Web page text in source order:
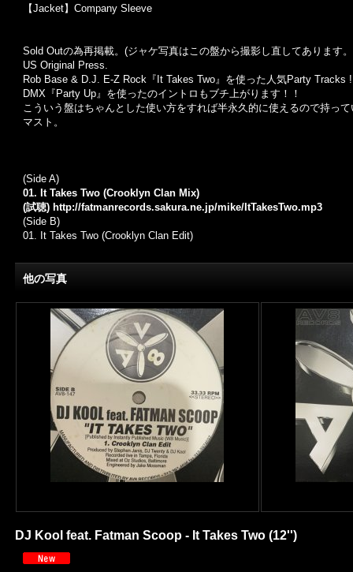
【Jacket】Company Sleeve
Sold Outの為再掲載。(ジャケ写真はこの盤から撮影し直してあります
US Original Press.
Rob Base & D.J. E-Z Rock『It Takes Two』を使った人気Party Tracks
DMX『Party Up』を使ったのイントロもブチ上がります！！
こういう盤はちゃんとした使い方をすれば半永久的に使えるので持っ
マスト。
(Side A)
01. It Takes Two (Crooklyn Clan Mix)
(試聴) http://fatmanrecords.sakura.ne.jp/mike/ItTakesTwo.mp3
(Side B)
01. It Takes Two (Crooklyn Clan Edit)
他の写真
DJ Kool feat. Fatman Scoop - It Takes Two (12'')